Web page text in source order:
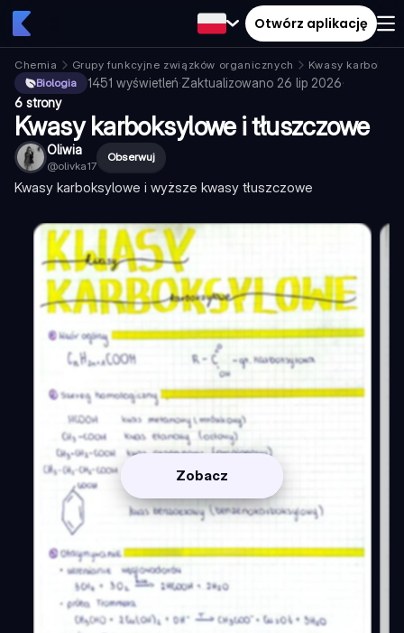
Otwórz aplikację
Chemia Grupy funkcyjne związków organicznych
Kwasy
Biologia
1451 wyświetleń·Zaktualizowano 26 lip 2026·
6 strony
Kwasy karboksylowe i tłuszczowe
Oliwia
@olivka17
Obserwuj
Kwasy karboksylowe i wyższe kwasy tłuszczowe
Zobacz